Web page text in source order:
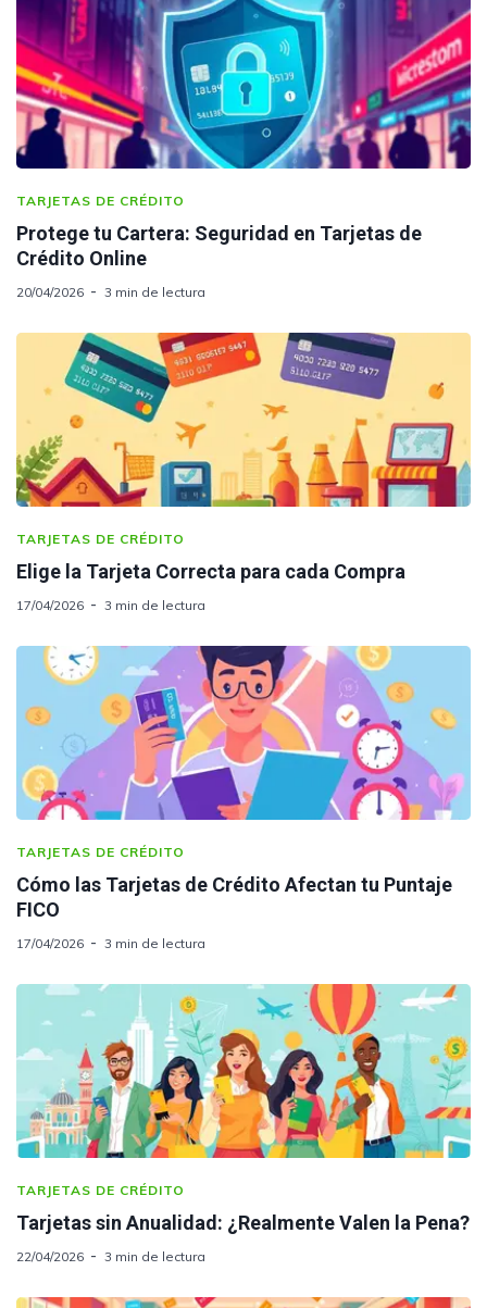
TARJETAS DE CRÉDITO
Protege tu Cartera: Seguridad en Tarjetas de
Crédito Online
20/04/2026 3 min de lectura
TARJETAS DE CRÉDITO
Elige la Tarjeta Correcta para cada Compra
17/04/2026 3 min de lectura
TARJETAS DE CRÉDITO
Cómo las Tarjetas de Crédito Afectan tu Puntaje
FICO
17/04/2026 3 min de lectura
TARJETAS DE CRÉDITO
Tarjetas sin Anualidad: ¿Realmente Valen la Pena?
22/04/2026 3 min de lectura